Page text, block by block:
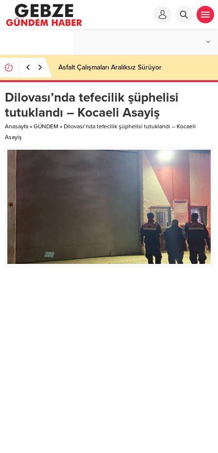
Ortaöğretime Geçiş Tercih ve Yerleştirme Kılavuzu
yayımlandı – Nefes Gazetesi – Kocaeli Haber
Dilovası’nda tefecilik şüphelisi
tutuklandı – Kocaeli Asayiş
Anasayfa » GÜNDEM » Dilovası’nda tefecilik şüphelisi tutuklandı – Kocaeli
Asayiş